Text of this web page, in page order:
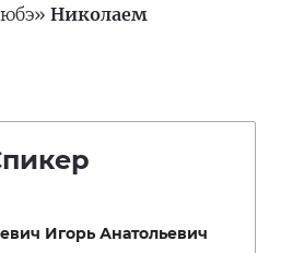
Николаем
Игорь Анатольевич